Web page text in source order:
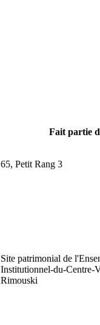
Fait partie
65, Petit Rang 3
Site patrimonial de
Institutionnel-du-Centre-
Rimouski